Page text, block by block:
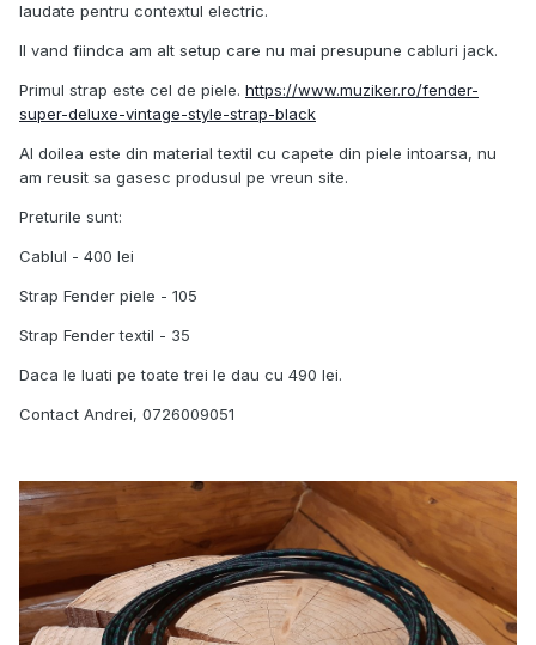
laudate pentru contextul electric.
Il vand fiindca am alt setup care nu mai presupune cabluri jack.
Primul strap este cel de piele. https://www.muziker.ro/fender-
super-deluxe-vintage-style-strap-black
Al doilea este din material textil cu capete din piele intoarsa, nu
am reusit sa gasesc produsul pe vreun site.
Preturile sunt:
Cablul - 400 lei
Strap Fender piele - 105
Strap Fender textil - 35
Daca le luati pe toate trei le dau cu 490 lei.
Contact Andrei, 0726009051